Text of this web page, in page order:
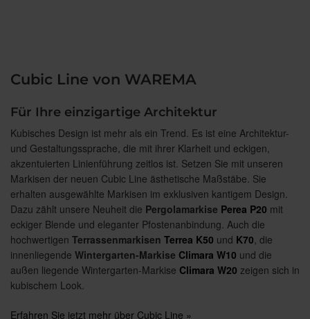
Cubic Line von WAREMA
Für Ihre einzigartige Architektur
Kubisches Design ist mehr als ein Trend. Es ist eine Architektur-
und Gestaltungssprache, die mit ihrer Klarheit und eckigen,
akzentuierten Linienführung zeitlos ist. Setzen Sie mit unseren
Markisen der neuen Cubic Line ästhetische Maßstäbe. Sie
erhalten ausgewählte Markisen im exklusiven kantigem Design.
Dazu zählt unsere Neuheit die Pergolamarkise Perea P20 mit
eckiger Blende und eleganter Pfostenanbindung. Auch die
hochwertigen Terrassenmarkisen Terrea K50 und K70 , die
innenliegende Wintergarten-Markise Climara W10 und die
außen liegende Wintergarten-Markise Climara W20 zeigen sich in
kubischem Look.
Erfahren Sie jetzt mehr über Cubic Line »